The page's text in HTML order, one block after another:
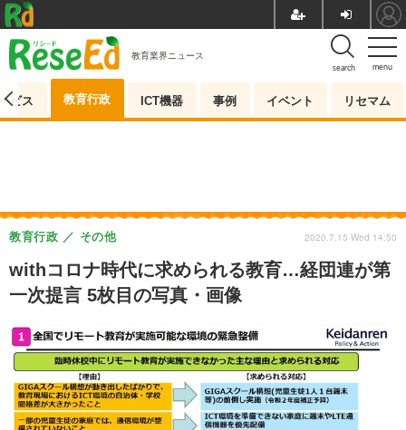
menu
search
教育業界ニュース
ビス 教育行政 ICT機器 事例 イベント リセマム
withコロナ時代に求められる教育…経団連が第
一次提言 5枚目の写真・画像
教育行政 その他 2020.7.15 Wed 14:50